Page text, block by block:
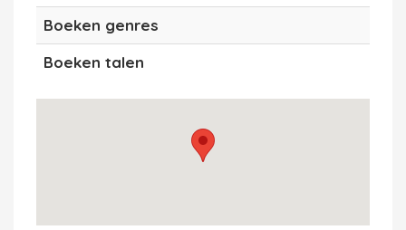
Boeken genres
Boeken talen